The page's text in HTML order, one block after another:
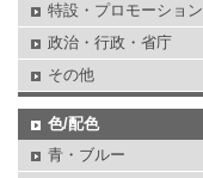
特設・プロモーション
政治・行政・省庁
その他
色/配色
青・ブルー